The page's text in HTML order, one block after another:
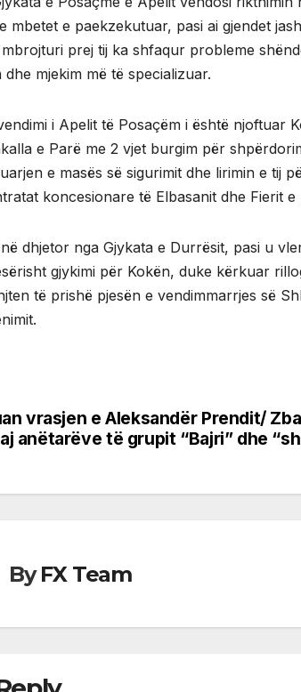
mbetet e paekzekutuar, pasi ai gjendet
prej tij ka shfaqur probleme
mjekim më të specializuar.
i Apelit të Posaçëm i është njoftuar
e Parë me 2 vjet burgim për
e masës së sigurimit dhe lirimin e tij
koncesionare të Elbasanit dhe Fierit e
dhjetor nga Gjykata e Durrësit, pasi u
gjykimi për Kokën, duke kërkuar
të prishë pjesën e vendimmarrjes së
vrasjen e Aleksandër Prendit/
anëtarëve të grupit “Bajri” dhe
ByFX Team